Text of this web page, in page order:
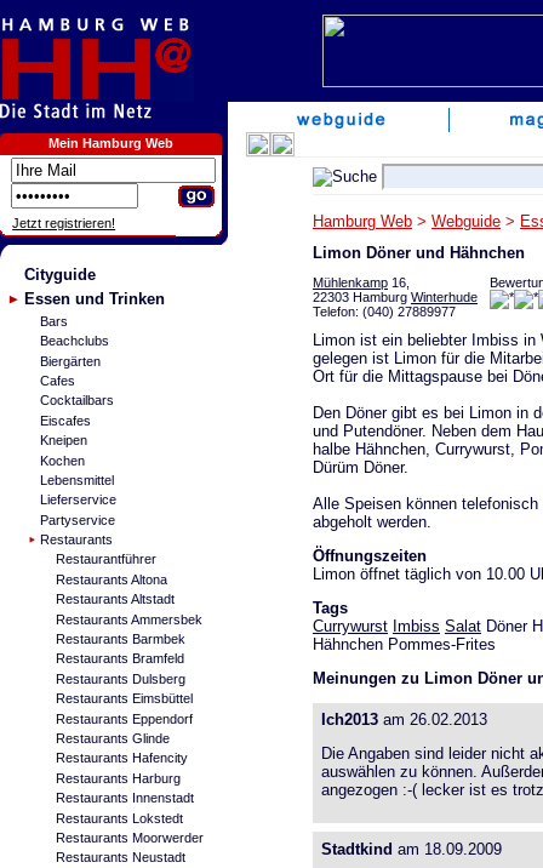
Mein Hamburg Web
Jetzt registrieren!
Cityguide
Essen und Trinken
Bars
Beachclubs
Biergärten
Cafes
Cocktailbars
Eiscafes
Kneipen
Kochen
Lebensmittel
Lieferservice
Partyservice
Restaurants
Restaurantführer
Restaurants Altona
Restaurants Altstadt
Restaurants Ammersbek
Restaurants Barmbek
Restaurants Bramfeld
Restaurants Dulsberg
Restaurants Eimsbüttel
Restaurants Eppendorf
Restaurants Glinde
Restaurants Hafencity
Restaurants Harburg
Restaurants Innenstadt
Restaurants Lokstedt
Restaurants Moorwerder
Restaurants Neustadt
Hamburg Web > Webguide >
Limon Döner und Hähnchen
Mühlenkamp 16,
22303 Hamburg Winterhude
Telefon: (040) 27889977
Limon ist ein beliebter Imbiss
gelegen ist Limon für die
Ort für die Mittagspause bei
Den Döner gibt es bei Limon in
und Putendöner. Neben dem
halbe Hähnchen, Currywurst,
Dürüm Döner.
Alle Speisen können
abgeholt werden.
Öffnungszeiten
Limon öffnet täglich von 10.00
Tags
Currywurst Imbiss Salat Döner
Hähnchen Pommes-Frites
Meinungen zu Limon Döner
Ich2013am 26.02.2013
Die Angaben sind leider nicht
auswählen zu können.
angezogen :-( lecker ist es
Stadtkind am 18.09.2009